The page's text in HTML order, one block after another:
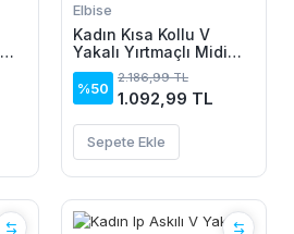
Elbise
Kadın Kısa Kollu V
Yakalı Yırtmaçlı Midi
Boy Viskon Elbise
%50
2.186,99 TL
1.092,99 TL
Sepete Ekle